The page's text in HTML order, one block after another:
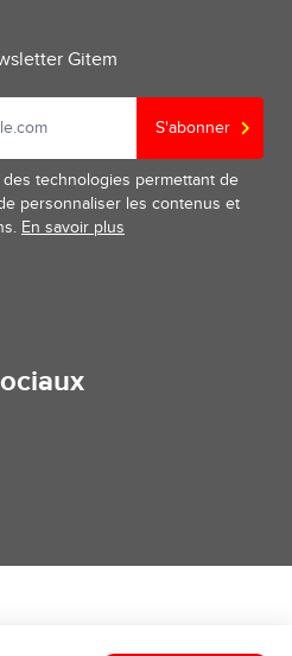
Gitem
S'abonner
technologies permettant de
personnaliser les contenus et
En savoir plus